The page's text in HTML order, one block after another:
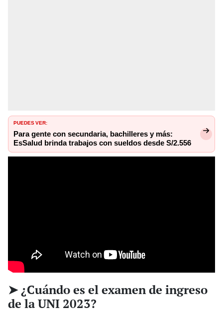
PUEDES VER:
Para gente con secundaria, bachilleres y más:
EsSalud brinda trabajos con sueldos desde S/2.556
➤ ¿Cuándo es el examen de ingreso
de la UNI 2023?